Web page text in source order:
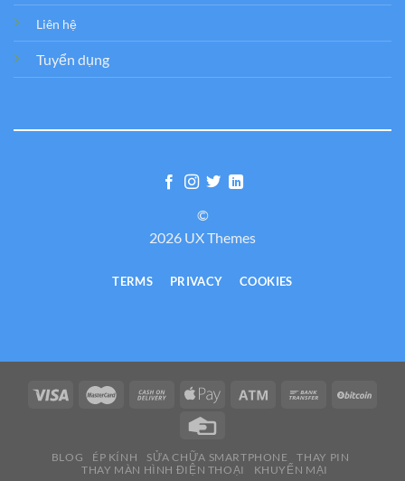
Liên hệ
Tuyển dụng
©
2026 UX Themes
TERMS PRIVACY COOKIES
BLOG ÉP KÍNH SỬA CHỮA SMARTPHONE
THAY PIN
THAY MÀN HÌNH ĐIỆN THOẠI
KHUYẾN MẠI